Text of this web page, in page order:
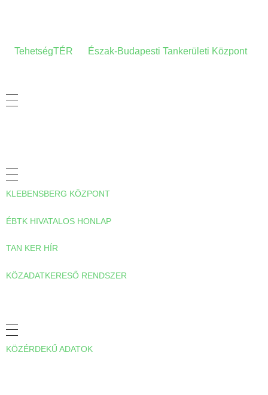
TehetségTÉR
Észak-Budapesti Tankerületi Központ
KLEBENSBERG KÖZPONT
ÉBTK HIVATALOS HONLAP
TAN KER HÍR
KÖZADATKERESŐ RENDSZER
KÖZÉRDEKŰ ADATOK